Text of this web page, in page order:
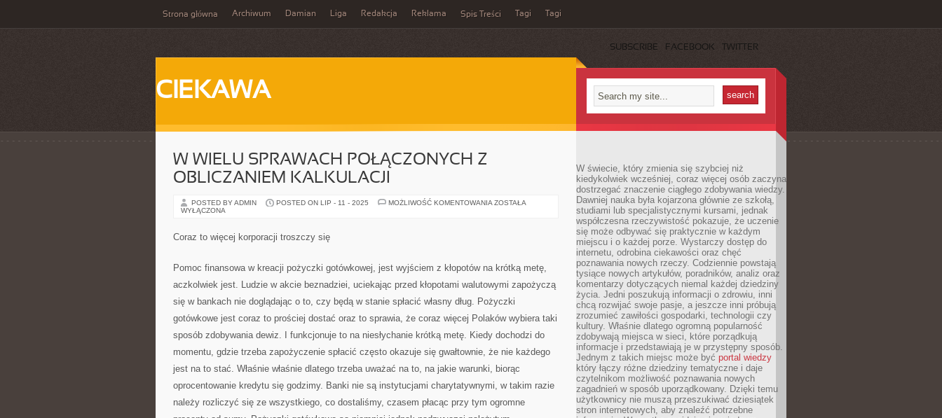
Strona główna Archiwum Damian Liga Redakcja Reklama Spis Treści Tagi Tagi
SUBSCRIBE FACEBOOK TWITTER
CIEKAWA
W WIELU SPRAWACH POŁĄCZONYCH Z
OBLICZANIEM KALKULACJI
POSTED BY ADMIN POSTED ON LIP - 11 - 2025 MOŻLIWOŚĆ KOMENTOWANIA W
ZOSTAŁA
WYŁĄCZONA
Coraz to więcej korporacji troszczy się
Pomoc finansowa w kreacji pożyczki gotówkowej, jest wyjściem z kłopotów na krótką metę,
aczkolwiek jest. Ludzie w akcie beznadziei, uciekając przed kłopotami walutowymi zapożyczą
się w bankach nie doglądając o to, czy będą w stanie spłacić własny dług. Pożyczki
gotówkowe jest coraz to prościej dostać oraz to sprawia, że coraz więcej Polaków wybiera taki
sposób zdobywania dewiz. I funkcjonuje to na niesłychanie krótką metę. Kiedy dochodzi do
momentu, gdzie trzeba zapożyczenie spłacić często okazuje się gwałtownie, że nie każdego
jest na to stać. Właśnie właśnie dlatego trzeba uważać na to, na jakie warunki, biorąc
oprocentowanie kredytu się godzimy. Banki nie są instytucjami charytatywnymi, w takim razie
należy rozliczyć się ze wszystkiego, co dostaliśmy, czasem płacąc przy tym ogromne
W świecie, który zmienia się szybciej niż
kiedykolwiek wcześniej, coraz więcej osób zaczyna
dostrzegać znaczenie ciągłego zdobywania wiedzy.
Dawniej nauka była kojarzona głównie ze szkołą,
studiami lub specjalistycznymi kursami, jednak
współczesna rzeczywistość pokazuje, że uczenie
się może odbywać się praktycznie w każdym
miejscu i o każdej porze. Wystarczy dostęp do
internetu, odrobina ciekawości oraz chęć
poznawania nowych rzeczy. Codziennie powstają
tysiące nowych artykułów, poradników, analiz oraz
komentarzy dotyczących niemal każdej dziedziny
życia. Jedni poszukują informacji o zdrowiu, inni
chcą rozwijać swoje pasje, a jeszcze inni próbują
zrozumieć zawiłości gospodarki, technologii czy
kultury. Właśnie dlatego ogromną popularność
zdobywają miejsca w sieci, które porządkują
informacje i przedstawiają je w przystępny sposób.
Jednym z takich miejsc może być portal wiedzy
który łączy różne dziedziny tematyczne i daje
czytelnikom możliwość poznawania nowych
zagadnień w sposób uporządkowany. Dzięki temu
użytkownicy nie muszą przeszukiwać dziesiątek
stron internetowych, aby znaleźć potrzebne